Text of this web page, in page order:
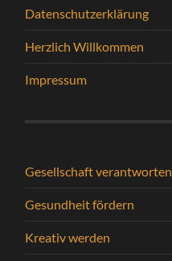
Datenschutzerklärung
Herzlich Willkommen
Impressum
Gesellschaft verantworten
Gesundheit fördern
Kreativ werden